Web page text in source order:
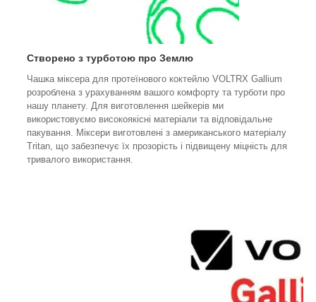
Створено з турботою про Землю
Чашка міксера для протеїнового коктейлю VOLTRX Gallium
розроблена з урахуванням вашого комфорту та турботи про
нашу планету. Для виготовлення шейкерів ми
використовуємо високоякісні матеріали та відповідальне
пакування. Міксери виготовлені з американського матеріалу
Tritan, що забезпечує їх прозорість і підвищену міцність для
тривалого використання.